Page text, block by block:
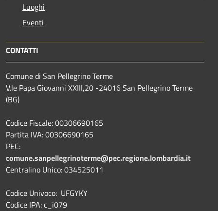
Luoghi
Eventi
CONTATTI
Comune di San Pellegrino Terme
V.le Papa Giovanni XXIII,20 -24016 San Pellegrino Terme
(BG)
Codice Fiscale: 00306690165
Partita IVA: 00306690165
PEC:
comune.sanpellegrinoterme@pec.regione.lombardia.it
Centralino Unico: 034525011
Codice Univoco: UFGYKY
Codice IPA: c_i079